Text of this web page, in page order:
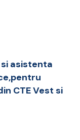
si asistenta
CTE Vest si